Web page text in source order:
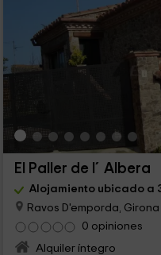
El Paller de l´Albera
Alojamiento ubicado a
Ravos D'emporda, Girona
0 opiniones
Alquiler íntegro